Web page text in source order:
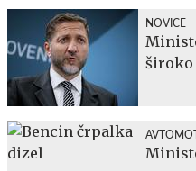
NOVICE
široko